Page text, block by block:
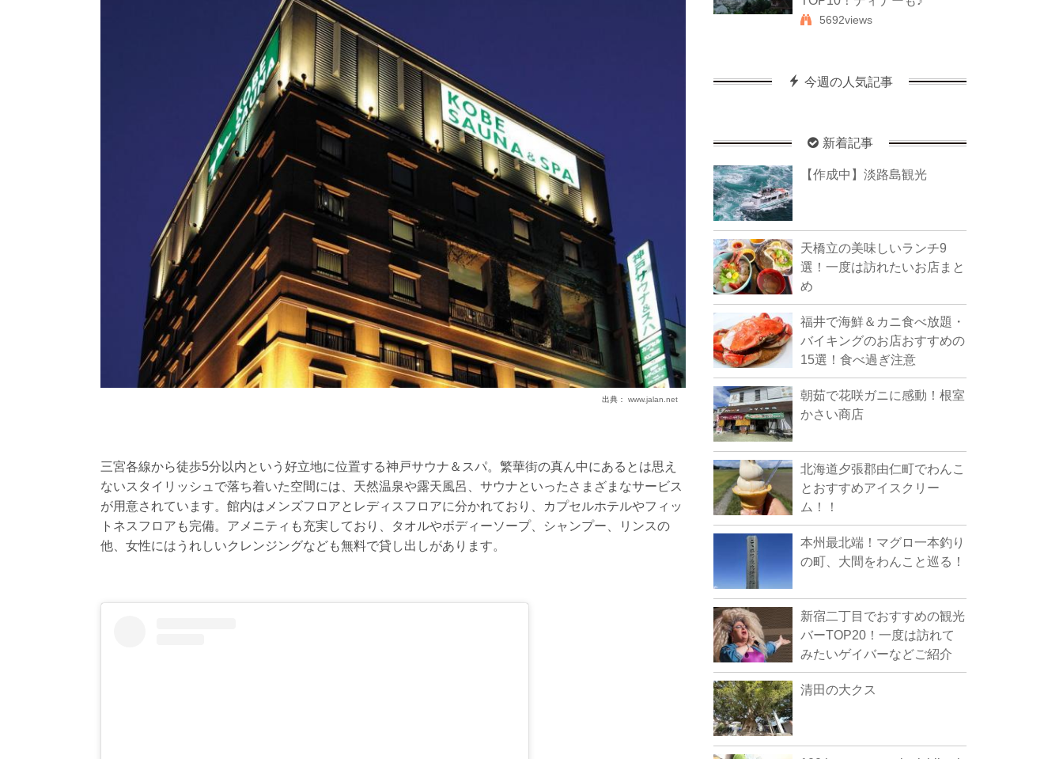
出典： www.jalan.net
三宮各線から徒歩5分以内という好立地に位置する神戸サウナ＆スパ。繁華街の真ん中にあるとは思え
ないスタイリッシュで落ち着いた空間には、天然温泉や露天風呂、サウナといったさまざまなサービス
が用意されています。館内はメンズフロアとレディスフロアに分かれており、カプセルホテルやフィッ
トネスフロアも完備。アメニティも充実しており、タオルやボディーソープ、シャンプー、リンスの
他、女性にはうれしいクレンジングなども無料で貸し出しがあります。
5692views
今週の人気記事
新着記事
【作成中】淡路島観光
天橋立の美味しいランチ9
選！一度は訪れたいお店まと
め
福井で海鮮＆カニ食べ放題・
バイキングのお店おすすめの
15選！食べ過ぎ注意
朝茹で花咲ガニに感動！根室
かさい商店
北海道夕張郡由仁町でわんこ
とおすすめアイスクリー
ム！！
本州最北端！マグロ一本釣り
の町、大間をわんこと巡る！
新宿二丁目でおすすめの観光
バーTOP20！一度は訪れて
みたいゲイバーなどご紹介
清田の大クス